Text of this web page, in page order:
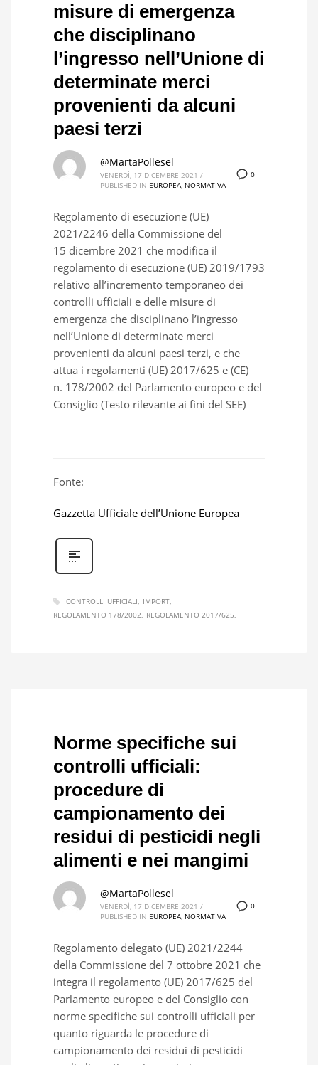
misure di emergenza
che disciplinano
l’ingresso nell’Unione di
determinate merci
provenienti da alcuni
paesi terzi
0
@MartaPollesel
VENERDÌ, 17 DICEMBRE 2021 /
PUBLISHED IN EUROPEA, NORMATIVA
Regolamento di esecuzione (UE)
2021/2246 della Commissione del
15 dicembre 2021 che modifica il
regolamento di esecuzione (UE) 2019/1793
relativo all’incremento temporaneo dei
controlli ufficiali e delle misure di
emergenza che disciplinano l’ingresso
nell’Unione di determinate merci
provenienti da alcuni paesi terzi, e che
attua i regolamenti (UE) 2017/625 e (CE)
n. 178/2002 del Parlamento europeo e del
Consiglio (Testo rilevante ai fini del SEE)
Fonte:
Gazzetta Ufficiale dell’Unione Europea
CONTROLLI UFFICIALI
IMPORT
REGOLAMENTO 178/2002
REGOLAMENTO 2017/625
Norme specifiche sui
controlli ufficiali:
procedure di
campionamento dei
residui di pesticidi negli
alimenti e nei mangimi
0
@MartaPollesel
VENERDÌ, 17 DICEMBRE 2021 /
PUBLISHED IN EUROPEA, NORMATIVA
Regolamento delegato (UE) 2021/2244
della Commissione del 7 ottobre 2021 che
integra il regolamento (UE) 2017/625 del
Parlamento europeo e del Consiglio con
norme specifiche sui controlli ufficiali per
quanto riguarda le procedure di
campionamento dei residui di pesticidi